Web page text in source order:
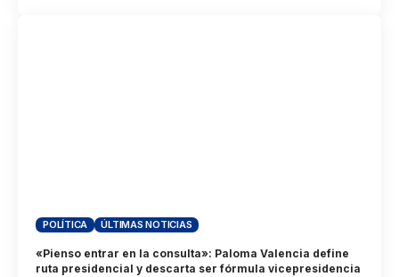
POLÍTICA ÚLTIMAS NOTICIAS
«Pienso entrar en la consulta»: Paloma Valencia define
ruta presidencial y descarta ser fórmula vicepresidencia